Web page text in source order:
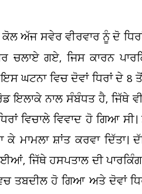
ਅੱਜ ਸਵੇਰ ਵੀਰਵਾਰ ਨੂੰ ਦੋ
ਗਏ, ਜਿਸ ਕਾਰਨ
ਘਟਨਾ ਵਿਚ ਦੋਵਾਂ ਧਿਰਾਂ ਦੇ 8
ਇਲਾਕੇ ਨਾਲ ਸੰਬੰਧਤ ਹੈ, ਜਿੱਥੇ
ਵਿਚਾਲੇ ਵਿਵਾਦ ਹੋ ਗਿਆ
ਮਾਮਲਾ ਸ਼ਾਂਤ ਕਰਵਾ ਦਿੱਤਾ।
ਜਿੱਥੇ ਹਸਪਤਾਲ ਦੀ
ਤਬਦੀਲ ਹੋ ਗਿਆ ਅਤੇ ਦੋਵਾਂ